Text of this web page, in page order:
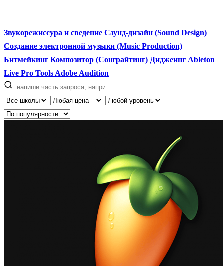
Звукорежиссура и сведение Саунд-дизайн (Sound Design)
Создание электронной музыки (Music Production)
Битмейкинг Композитор (Сонграйтинг) Диджеинг Ableton
Live Pro Tools Adobe Audition